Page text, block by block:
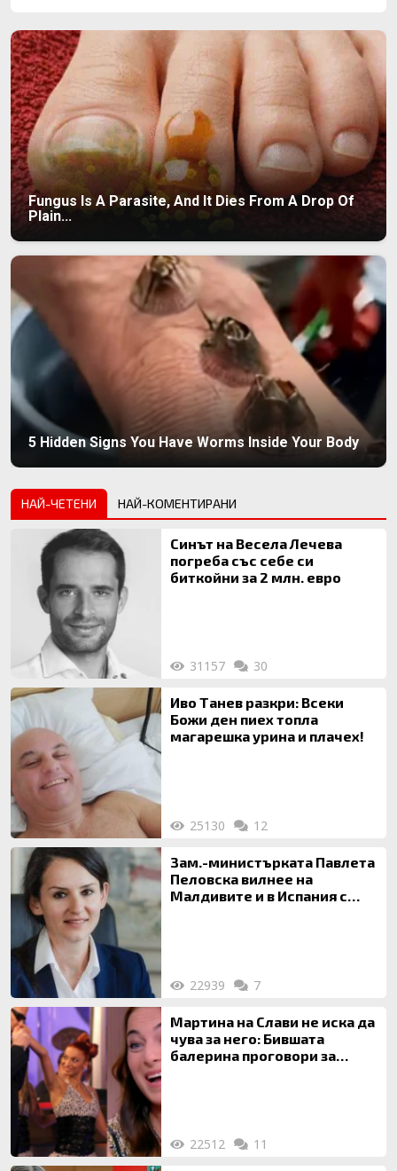
Fungus Is A Parasite, And It Dies From A Drop Of
Plain...
5 Hidden Signs You Have Worms Inside Your Body
НАЙ-ЧЕТЕНИ НАЙ-КОМЕНТИРАНИ
Синът на Весела Лечева
погреба със себе си
биткойни за 2 млн. евро
31157 30
Иво Танев разкри: Всеки
Божи ден пиех топла
магарешка урина и плачех!
25130 12
Зам.-министърката Павлета
Пеловска вилнее на
Малдивите и в Испания с
22939 7
Мартина на Слави не иска да
чува за него: Бившата
балерина проговори за
22512 11